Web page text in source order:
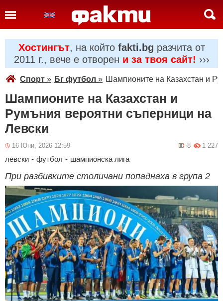
Хостингът, на който fakti.bg разчита от
2011 г., вече е отворен и за твоя сайт! ›››
Спорт » Бг футбол » Шампионите на Казахстан и
Шампионите на Казахстан и
Румъния вероятни съперници на
Левски
16 Юни, 2026 12:59 1 227
8
левски - футбол - шампионска лига
При разбивките столичани попаднаха в група 2